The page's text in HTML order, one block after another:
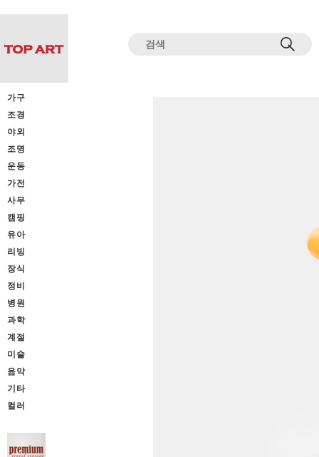
가구
조경
야외
조명
운동
가전
사무
캠핑
유아
리빙
장식
정비
병원
과학
계절
미술
음악
기타
컬러